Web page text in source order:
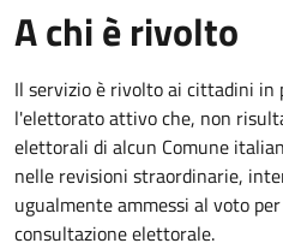
A chi è rivolto
Il servizio è rivolto ai cittadini in
l'elettorato attivo che, non
elettorali di alcun Comune
nelle revisioni straordinarie,
ugualmente ammessi al voto
consultazione elettorale.